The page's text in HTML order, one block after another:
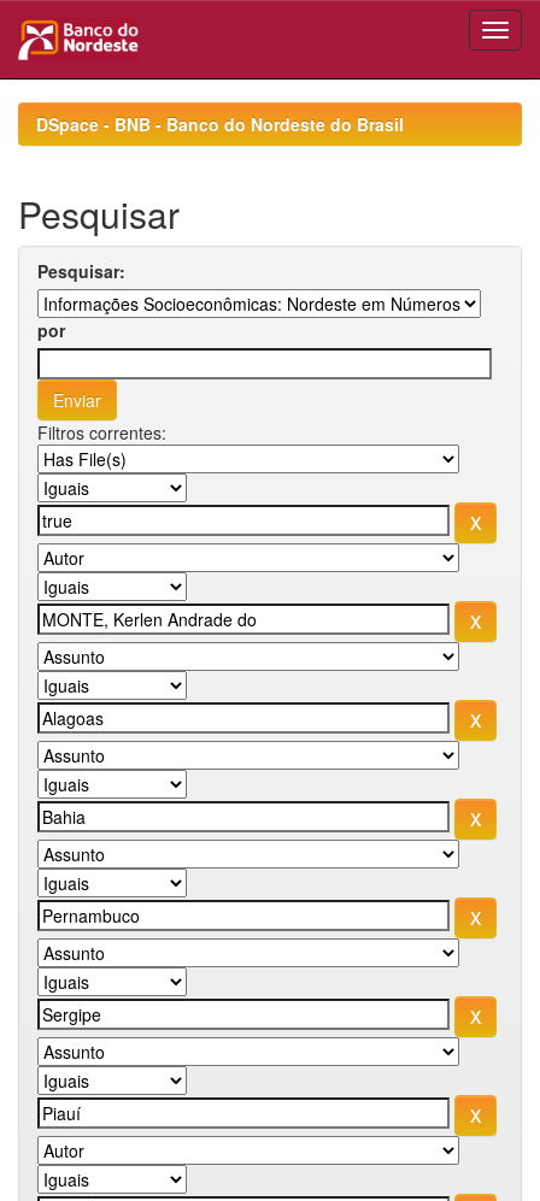
navigationDSpace - BNB - Banco do Nordeste do Brasil
Pesquisar
Pesquisar:
por
Filtros correntes: